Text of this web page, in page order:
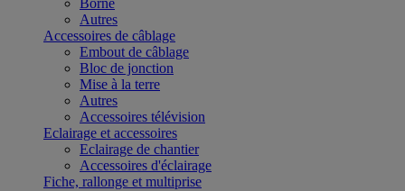
Borne
Autres
Accessoires de câblage
Embout de câblage
Bloc de jonction
Mise à la terre
Autres
Accessoires télévision
Eclairage et accessoires
Eclairage de chantier
Accessoires d'éclairage
Fiche, rallonge et multiprise